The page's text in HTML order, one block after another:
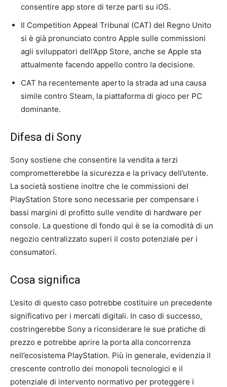
consentire app store di terze parti su iOS.
Il Competition Appeal Tribunal (CAT) del Regno Unito
si è già pronunciato contro Apple sulle commissioni
agli sviluppatori dell’App Store, anche se Apple sta
attualmente facendo appello contro la decisione.
CAT ha recentemente aperto la strada ad una causa
simile contro Steam, la piattaforma di gioco per PC
dominante.
Difesa di Sony
Sony sostiene che consentire la vendita a terzi
comprometterebbe la sicurezza e la privacy dell’utente.
La società sostiene inoltre che le commissioni del
PlayStation Store sono necessarie per compensare i
bassi margini di profitto sulle vendite di hardware per
console. La questione di fondo qui è se la comodità di un
negozio centralizzato superi il costo potenziale per i
consumatori.
Cosa significa
L’esito di questo caso potrebbe costituire un precedente
significativo per i mercati digitali. In caso di successo,
costringerebbe Sony a riconsiderare le sue pratiche di
prezzo e potrebbe aprire la porta alla concorrenza
nell’ecosistema PlayStation. Più in generale, evidenzia il
crescente controllo dei monopoli tecnologici e il
potenziale di intervento normativo per proteggere i